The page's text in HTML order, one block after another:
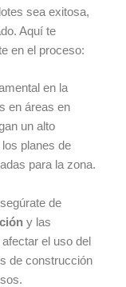
sea exitosa,
Aquí te
en el proceso:
en la
en áreas en
un alto
planes de
para la zona.
de
y las
el uso del
de construcción